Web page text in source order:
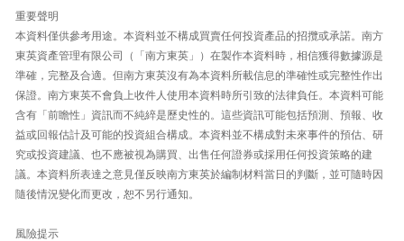
重要聲明
本資料僅供參考用途。本資料並不構成買賣任何投資產品的招攬或承諾。南方
東英資產管理有限公司（「南方東英」）在製作本資料時，相信獲得數據源是
準確，完整及合適。但南方東英沒有為本資料所載信息的準確性或完整性作出
保證。南方東英不會負上收件人使用本資料時所引致的法律負任。本資料可能
含有「前瞻性」資訊而不純綷是歷史性的。這些資訊可能包括預測、預報、收
益或回報估計及可能的投資組合構成。本資料並不構成對未來事件的預估、研
究或投資建議、也不應被視為購買、出售任何證券或採用任何投資策略的建
議。本資料所表達之意見僅反映南方東英於編制材料當日的判斷，並可隨時因
隨後情況變化而更改，恕不另行通知。
風險提示